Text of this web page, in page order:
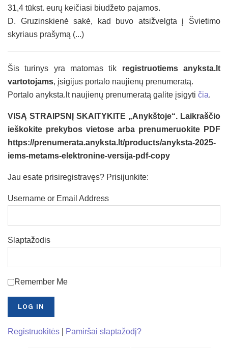
31,4 tūkst. eurų keičiasi biudžeto pajamos.
D. Gruzinskienė sakė, kad buvo atsižvelgta į Švietimo
skyriaus prašymą (...)
Šis turinys yra matomas tik registruotiems anyksta.lt
vartotojams, įsigijus portalo naujienų prenumeratą.
Portalo anyksta.lt naujienų prenumeratą galite įsigyti čia.
VISĄ STRAIPSNĮ SKAITYKITE „Anykštoje“. Laikraščio
ieškokite prekybos vietose arba prenumeruokite PDF
https://prenumerata.anyksta.lt/products/anyksta-2025-
iems-metams-elektronine-versija-pdf-copy
Jau esate prisiregistravęs? Prisijunkite:
Username or Email Address
Slaptažodis
Remember Me
Registruokitės Pamiršai slaptažodį?